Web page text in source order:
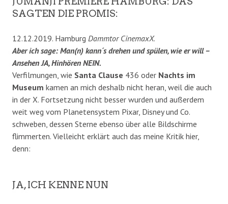
SAGTEN DIE PROMIS:
12.12.2019. Hamburg Dammtor CinemaxX.
Aber ich sage: Man(n) kann´s drehen und spülen, wie er will –
Ansehen JA, Hinhören NEIN.
Verfilmungen, wie Santa Clause 436 oder Nachts im
Museum kamen an mich deshalb nicht heran, weil die auch
in der X. Fortsetzung nicht besser wurden und außerdem
weit weg vom Planetensystem Pixar, Disney und Co.
schweben, dessen Sterne ebenso über alle Bildschirme
flimmerten. Vielleicht erklärt auch das meine Kritik hier,
denn:
JA, ICH KENNE NUN